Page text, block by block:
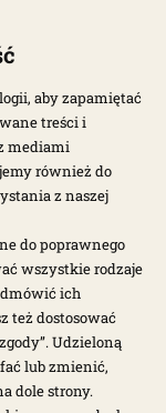
na swoją
SIĘ >
aby zapamiętać
treści i
mediami
również do
z naszej
do poprawnego
wszystkie rodzaje
ich
też dostosować
Udzieloną
lub zmienić,
dole strony.